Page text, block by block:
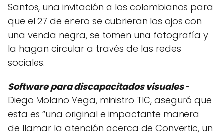
Santos, una invitación a los colombianos para
que el 27 de enero se cubrieran los ojos con
una venda negra, se tomen una fotografía y
la hagan circular a través de las redes
sociales.
Software para discapacitados visuales -
Diego Molano Vega, ministro TIC, aseguró que
esta es “una original e impactante manera
de llamar la atención acerca de Convertic, un